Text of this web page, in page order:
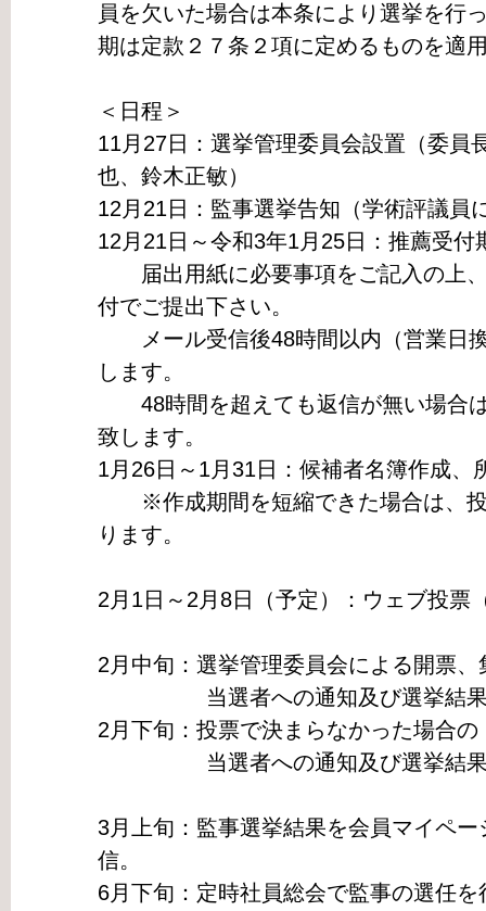
員を欠いた場合は本条により選挙を行
期は定款２７条２項に定めるものを適
＜日程＞
11月27日：選挙管理委員会設置（委
也、鈴木正敏）
12月21日：監事選挙告知（学術評議員
12月21日～令和3年1月25日：推薦受付
届出用紙に必要事項をご記入の上、
付でご提出下さい。
メール受信後48時間以内（営業日
します。
48時間を超えても返信が無い場合
致します。
1月26日～1月31日：候補者名簿作成、
※作成期間を短縮できた場合は、投
ります。
2月1日～2月8日（予定）：ウェブ投票
2月中旬：選挙管理委員会による開票、
当選者への通知及び選挙結果の
2月下旬：投票で決まらなかった場合
当選者への通知及び選挙結果の
3月上旬：監事選挙結果を会員マイペ
信。
6月下旬：定時社員総会で監事の選任